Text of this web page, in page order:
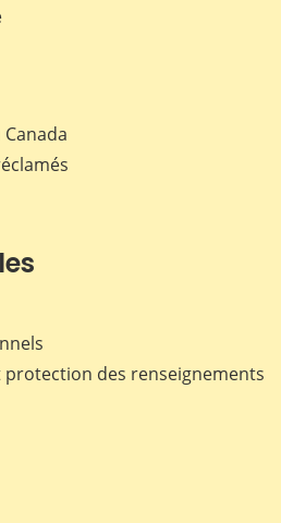
protection des renseignements